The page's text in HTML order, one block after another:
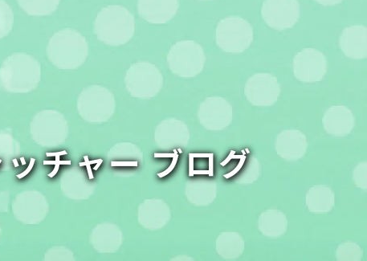
チャー ブログ